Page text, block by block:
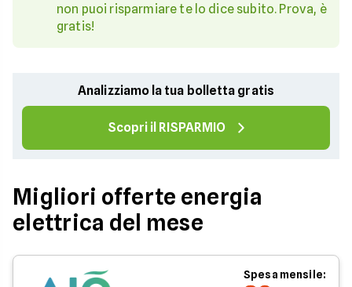
non puoi risparmiare te lo dice subito. Prova, è
gratis!
Analizziamo la tua bolletta gratis
Scopri il RISPARMIO
Migliori offerte energia
elettrica del mese
Spesa mensile: